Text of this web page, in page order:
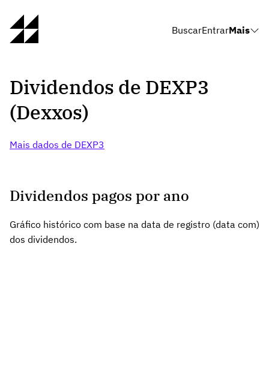
BuscarEntrarMais
Dividendos de DEXP3
(Dexxos)
Mais dados de DEXP3
Dividendos pagos por ano
Gráfico histórico com base na data de registro (data com)
dos dividendos.